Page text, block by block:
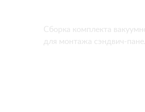
Сборка комплекта
для монтажа сэндвич-